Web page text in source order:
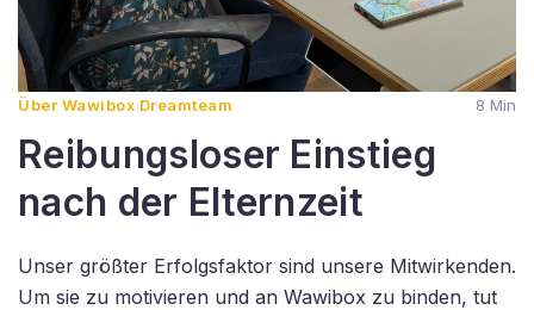
Über Wawibox Dreamteam 8 Min
Reibungsloser Einstieg
nach der Elternzeit
Unser größter Erfolgsfaktor sind unsere Mitwirkenden.
Um sie zu motivieren und an Wawibox zu binden, tut